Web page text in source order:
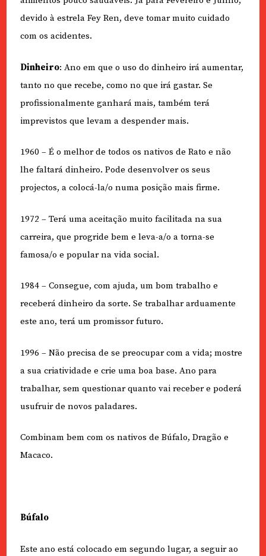
devido à estrela Fey Ren, deve tomar muito cuidado
com os acidentes.
Dinheiro: Ano em que o uso do dinheiro irá aumentar,
tanto no que recebe, como no que irá gastar. Se
profissionalmente ganhará mais, também terá
imprevistos que levam a despender mais.
1960 – É o melhor de todos os nativos de Rato e não
lhe faltará dinheiro. Pode desenvolver os seus
projectos, a colocá-la/o numa posição mais firme.
1972 – Terá uma aceitação muito facilitada na sua
carreira, que progride bem e leva-a/o a torna-se
famosa/o e popular na vida social.
1984 – Consegue, com ajuda, um bom trabalho e
receberá dinheiro da sorte. Se trabalhar arduamente
este ano, terá um promissor futuro.
1996 – Não precisa de se preocupar com a vida; mostre
a sua criatividade e crie uma boa base. Ano para
trabalhar, sem questionar quanto vai receber e poderá
usufruir de novos paladares.
Combinam bem com os nativos de Búfalo, Dragão e
Macaco.
Búfalo
Este ano está colocado em segundo lugar, a seguir ao